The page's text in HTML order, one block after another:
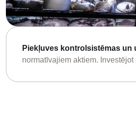
Piekļuves kontrolsistēmas un
normatīvajiem aktiem.